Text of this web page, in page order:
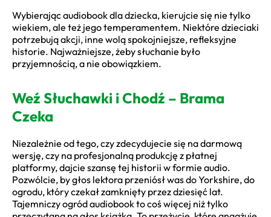
Wybierając audiobook dla dziecka, kierujcie się nie tylko
wiekiem, ale też jego temperamentem. Niektóre dzieciaki
potrzebują akcji, inne wolą spokojniejsze, refleksyjne
historie. Najważniejsze, żeby słuchanie było
przyjemnością, a nie obowiązkiem.
Weź Słuchawki i Chodź – Brama
Czeka
Niezależnie od tego, czy zdecydujecie się na darmową
wersję, czy na profesjonalną produkcję z płatnej
platformy, dajcie szansę tej historii w formie audio.
Pozwólcie, by głos lektora przeniósł was do Yorkshire, do
ogrodu, który czekał zamknięty przez dziesięć lat.
Tajemniczy ogród audiobook to coś więcej niż tylko